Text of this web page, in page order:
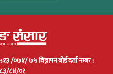
/०७४/ ७५ विज्ञापन बोर्ड दर्ता नम्बर :
८४/०१